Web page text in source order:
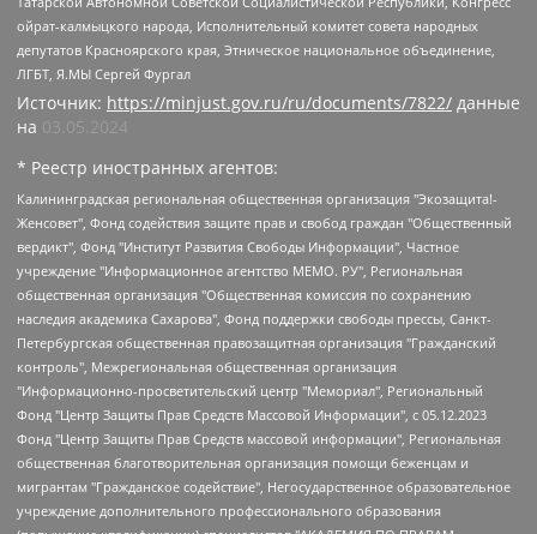
ойрат-калмыцкого народа, Исполнительный комитет совета народных
депутатов Красноярского края, Этническое национальное объединение,
ЛГБТ, Я.МЫ Сергей Фургал
Источник: https://minjust.gov.ru/ru/documents/7822/ данные
на 03.05.2024
* Реестр иностранных агентов:
Калининградская региональная общественная организация "Экозащита!-Женсовет", Фонд содействия защите прав и свобод граждан "Общественный вердикт", Фонд "Институт Развития Свободы Информации", Частное учреждение "Информационное агентство МЕМО. РУ", Региональная общественная организация "Общественная комиссия по сохранению наследия академика Сахарова", Фонд поддержки свободы прессы, Санкт-Петербургская общественная правозащитная организация "Гражданский контроль", Межрегиональная общественная организация "Информационно-просветительский центр "Мемориал", Региональный Фонд "Центр Защиты Прав Средств Массовой Информации", с 05.12.2023 Фонд "Центр Защиты Прав Средств массовой информации", Региональная общественная благотворительная организация помощи беженцам и мигрантам "Гражданское содействие", Негосударственное образовательное учреждение дополнительного профессионального образования (повышение квалификации) специалистов "АКАДЕМИЯ ПО ПРАВАМ ЧЕЛОВЕКА", Свердловская региональная общественная организация "Сутяжник", Автономная некоммерческая организация "Центр независимых социологических исследований", Союз общественных объединений "Российский исследовательский центр по правам человека", Региональное общественное учреждение научно-информационный центр "МЕМОРИАЛ", Некоммерческая организация "Фонд защиты гласности", Автономная некоммерческая организация "Институт прав человека", Городская общественная организация "Екатеринбургское общество "МЕМОРИАЛ", Городская общественная организация "Рязанское историко-просветительское и правозащитное общество "Мемориал" (Рязанский Мемориал), Челябинский региональный орган общественной самодеятельности – женское общественное объединение "Женщины Евразии", Челябинский региональный орган общественной самодеятельности "Уральская правозащитная группа", Фонд содействия защите здоровья и социальной справедливости имени Андрея Рылькова, Автономная Некоммерческая Организация "Аналитический Центр Юрия Левады", Автономная некоммерческая организация социальной поддержки населения "Проект Апрель", Региональная общественная организация помощи женщинам и детям, находящимся в кризисной ситуации "Информационно-методический центр "Анна", Фонд содействия развитию массовых коммуникаций и правовому просвещению "Так-так-Так", Фонд содействия устойчивому развитию "Серебряная тайга", Свердловский региональный общественный фонд социальных проектов "Новое время", "Idel.Реалии", Кавказ.Реалии, Крым.Реалии, Телеканал Настоящее Время, Татаро-башкирская служба Радио Свобода (Azatliq Radiosi), Радио Свободная Европа/Радио Свобода (PCE/PC), "Сибирь.Реалии", "Фактограф", Благотворительный фонд помощи осужденным и их семьям, Автономная некоммерческая организация "Институт глобализации и социальных движений", Фонд "В защиту прав заключенных", Частное учреждение "Центр поддержки и содействия развитию средств массовой информации", Пензенский региональный общественный благотворительный фонд "Гражданский союз", "Север.Реалии", Некоммерческая организация Фонд "Правовая инициатива", Общество с ограниченной ответственностью "Радио Свободная Европа/Радио Свобода", Чешское информационное агентство "MEDIUM-ORIENT", Красноярская региональная общественная организация "Мы против СПИДа", Камалягин Денис Николаевич, Маркелов Сергей Евгеньевич, Пономарев Лев Александрович, Савицкая Людмила Алексеевна, Автономная некоммерческая организация "Центр по работе с проблемой насилия "НАСИЛИЮ.НЕТ", Межрегиональный профессиональный союз работников здравоохранения "Альянс врачей", Юридическое лицо, зарегистрированное в Латвийской Республике, SIA "Medusa Project" (регистрационный номер 40103797863, дата регистрации 10.06.2014), Некоммерческая организация "Фонд по борьбе с коррупцией", Автономная некоммерческая организация "Институт права и публичной политики", Баданин Роман Сергеевич, Гликин Максим Александрович, Железнова Мария Михайловна, Лукьянова Юлия Сергеевна, Маетная Елизавета Витальевна, Маняхин Петр Борисович, Чуракова Ольга Владимировна, Ярош Юлия Петровна, Юридическое лицо "The Insider SIA", зарегистрированное в Риге, Латвийская Республика (дата регистрации 26.06.2015), являющееся администратором доменного имени интернет-издания "The Insider SIA", https://theins.ru, Постернак Алексей Евгеньевич, Рубин Михаил Аркадьевич, Анин Роман Александрович, Юридическое лицо Istories fonds, зарегистрированное в Латвийской Республике (регистрационный номер 50008295751, дата регистрации 24.02.2020), Великовский Дмитрий Александрович, Долинина Ирина Николаевна, Мароховская Алеся Алексеевна, Шлейнов Роман Юрьевич, Шмагун Олеся Валентиновна, Общество с ограниченной ответственностью "Альтаир 2021", Общество с ограниченной ответственностью "Вега 2021", Общество с ограниченной ответственностью "Главный редактор 2021", Общество с ограниченной ответственностью "Ромашки монолит", Важенков Артем Валерьевич, Ивановская областная общественная организация "Центр гендерных исследований", Гурман Юрий Альбертович, Медиапроект "ОВД-Инфо", Егоров Владимир Владимирович, Жилинский Владимир Александрович, Общество с ограниченной ответственностью "ЗП", Иванова София Юрьевна, Карезина Инна Павловна, Кильтау Екатерина Викторовна, Петров Алексей Викторович, Пискунов Сергей Евгеньевич, Смирнов Сергей Сергеевич, Тихонов Михаил Сергеевич, Общество с ограниченной ответственностью "ЖУРНАЛИСТ-ИНОСТРАННЫЙ АГЕНТ", Арапова Галина Юрьевна, Вольтская Татьяна Анатольевна, Американская компания "Mason G.E.S. Anonymous Foundation" (США), являющаяся владельцем интернет-издания https://mnews.world/, Компания "Stichting Bellingcat", зарегистрированная в Нидерландах (дата регистрации 11.07.2018), Захаров Андрей Вячеславович, Клепиковская Екатерина Дмитриевна, Общество с ограниченной ответственностью "МЕМО", Перл Роман Александрович, Симонов Евгений Алексеевич, Соловьева Елена Анатольевна, Сотников Даниил Владимирович, Сурначева Елизавета Дмитриевна, Автономная некоммерческая организация по защите прав человека и информированию населения "Якутия – Наше Мнение", Общество с ограниченной ответственностью "Москоу диджитал медиа", с 26.01.2023 Общество с ограниченной ответственностью "Чайка Белые сады", Ветошкина Валерия Валерьевна, Заговора Максим Александрович, Межрегиональное общественное движение "Российская ЛГБТ - сеть", Оленичев Максим Владимирович, Павлов Иван Юрьевич, Скворцова Елена Сергеевна, Общество с ограниченной ответственностью "Как бы инагент", Кочетков Игорь Викторович, Общество с ограниченной ответственностью "Честные выборы", Еланчик Олег Александрович, Общество с ограниченной ответственностью "Нобелевский призыв", Гималова Регина Эмилевна, Григорьев Андрей Валерьевич, Григорьева Алина Александровна, Ассоциация по содействию защите прав призывников, альтернативнослужащих и военнослужащих "Правозащитная группа "Гражданин.Армия.Право", Хисамова Регина Фаритовна, Автономная некоммерческая организация по реализации социально-правовых программ "Лилит", Дальневосточное общественное движение "Маяк", Санкт-Петербургская ЛГБТ-инициативная группа "Выход", Инициативная группа ЛГБТ+ "Реверс", Алексеев Андрей Викторович, Бекбулатова Таисия Львовна, Беляев Иван Михайлович, Владыкина Елена Сергеевна, Гельман Марат Александрович, Никульшина Вероника Юрьевна, Толоконникова Надежда Андреевна, Шендерович Виктор Анатольевич, Общество с ограниченной ответственностью "Данное сообщение", Общество с ограниченной ответственностью Издательский дом "Новая глава", Айнбиндер Александра Александровна, Московский комьюнити-центр для ЛГБТ+инициатив, Благотворительный фонд развития филантропии, Deutsche Welle (Германия, Kurt-Schumacher-Strasse 3, 53113 Bonn), Борзунова Мария Михайловна, Воробьев Виктор Викторович, Голубева Анна Львовна, Константинова Алла Михайловна, Малкова Ирина Владимировна, Мурадов Мурад Абдулгалимович, Осетинская Елизавета Николаевна, Понасенков Евгений Николаевич, Ганапольский Матвей Юрьевич, Киселев Евгений Алексеевич, Борухович Ирина Григорьевна, Дремин Иван Тимофеевич, Дубровский Дмитрий Викторович, Красноярская региональная общественная организация поддержки и развития альтернативных образовательных технологий и межкультурных коммуникаций "ИНТЕРРА", Маяковская Екатерина Алексеевна, Фейгин Марк Захарович, Филимонов Андрей Викторович, Дзугкоева Регина Николаевна, Доброхотов Роман Александрович, Дудь Юрий Александрович, Елкин Сергей Владимирович, Кругликов Кирилл Игоревич, Сабунаева Мария Леонидовна, Семенов Алексей Владимирович, Шаинян Карен Багратович, Шульман Екатерина Михайловна, Асафьев Артур Валерьевич, Вахштайн Виктор Семенович, Венедиктов Алексей Алексеевич, Лушникова Екатерина Евгеньевна, Волков Леонид Михайлович, Невзоров Александр Глебович, Пархоменко Сергей Борисович, Сироткин Ярослав Николаевич, Кара-Мурза Владимир Владимирович, Баранова Наталья Владимировна, Гозман Леонид Яковлевич, Кагарлицкий Борис Юльевич, Климарев Михаил Валерьевич, Милов Владимир Станиславович, Автономная некоммерческая организация Краснодарский центр современного искусства "Типография", Моргенштерн Алишер Тагирович, Соболь Любовь Эдуардовна, Общество с ограниченной ответственностью "ЛИЗА НОРМ", Каспаров Гарри Кимович, Ходорковский Михаил Борисович, Общество с ограниченной ответственностью "Апрельские тезисы", Данилович Ирина Брониславовна, Кашин Олег Владимирович, Петров Николай Владимирович, Пивоваров Алексей Владимирович, Соколов Михаил Владимирович, Цветкова Юлия Владимировна, Чичваркин Евгений Александрович, Комитет против пыток/Команда против пыток, Общество с ограниченной ответственностью "Первый научный", Общество с ограниченной ответственностью "Вертолет и ко", Белоцерковская Вероника Борисовна, Кац Максим Евгеньевич, Лазарева Татьяна Юрьевна, Шаведдинов Руслан Табризович, Яшин Илья Валерьевич, Общество с ограниченной ответственностью "Иноагент ААВ", Алешковский Дмитрий Петрович, Альбац Евгения Марковна, Быков Дмитрий Львович, Галямина Юлия Евгеньевна, Лойко Сергей Леонидович, Мартынов Кирилл Константинович, Медведев Сергей Александрович, Крашенинников Федор Геннадиевич, Гордеева Катерина Вл